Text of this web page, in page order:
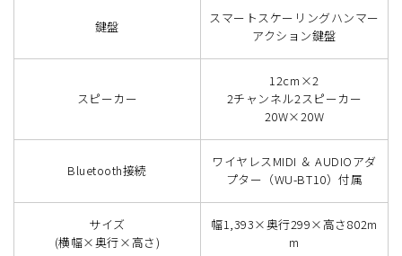
鍵盤
スマートスケーリングハンマー
アクション鍵盤
スピーカー
12cm×2
2チャンネル2スピーカー
20W×20W
Bluetooth接続
ワイヤレスMIDI ＆ AUDIOアダ
プター（WU-BT10）付属
サイズ
(横幅×奥行×高さ)
幅1,393×奥行299×高さ802m
m